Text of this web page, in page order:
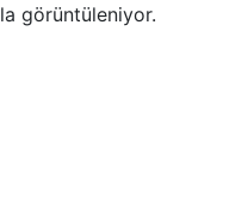
görüntüleniyor.